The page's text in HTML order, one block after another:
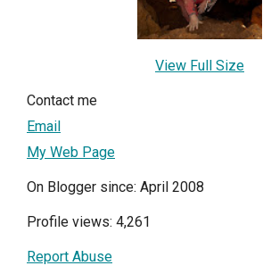
View Full Size
Contact me
Email
My Web Page
On Blogger since: April 2008
Profile views: 4,261
Report Abuse